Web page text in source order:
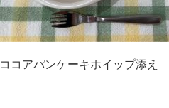
ココアパンケーキホイップ添え